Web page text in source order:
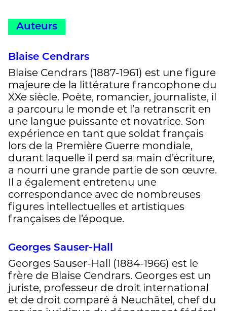
Auteurs
Blaise Cendrars
Blaise Cendrars (1887-1961) est une figure
majeure de la littérature francophone du
XXe siècle. Poète, romancier, journaliste, il
a parcouru le monde et l’a retranscrit en
une langue puissante et novatrice. Son
expérience en tant que soldat français
lors de la Première Guerre mondiale,
durant laquelle il perd sa main d’écriture,
a nourri une grande partie de son œuvre.
Il a également entretenu une
correspondance avec de nombreuses
figures intellectuelles et artistiques
françaises de l’époque.
Georges Sauser-Hall
Georges Sauser-Hall (1884-1966) est le
frère de Blaise Cendrars. Georges est un
juriste, professeur de droit international
et de droit comparé à Neuchâtel, chef du